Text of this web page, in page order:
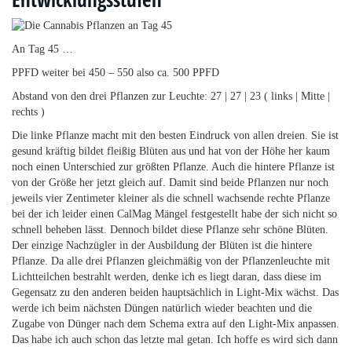
An Tag 45 …
PPFD weiter bei 450 – 550 also ca. 500 PPFD
Abstand von den drei Pflanzen zur Leuchte: 27 | 27 | 23 ( links | Mitte |
rechts )
Die linke Pflanze macht mit den besten Eindruck von allen dreien. Sie ist
gesund kräftig bildet fleißig Blüten aus und hat von der Höhe her kaum
noch einen Unterschied zur größten Pflanze. Auch die hintere Pflanze ist
von der Größe her jetzt gleich auf. Damit sind beide Pflanzen nur noch
jeweils vier Zentimeter kleiner als die schnell wachsende rechte Pflanze
bei der ich leider einen CalMag Mängel festgestellt habe der sich nicht so
schnell beheben lässt. Dennoch bildet diese Pflanze sehr schöne Blüten.
Der einzige Nachzügler in der Ausbildung der Blüten ist die hintere
Pflanze. Da alle drei Pflanzen gleichmäßig von der Pflanzenleuchte mit
Lichtteilchen bestrahlt werden, denke ich es liegt daran, dass diese im
Gegensatz zu den anderen beiden hauptsächlich in Light-Mix wächst. Das
werde ich beim nächsten Düngen natürlich wieder beachten und die
Zugabe von Dünger nach dem Schema extra auf den Light-Mix anpassen.
Das habe ich auch schon das letzte mal getan. Ich hoffe es wird sich dann